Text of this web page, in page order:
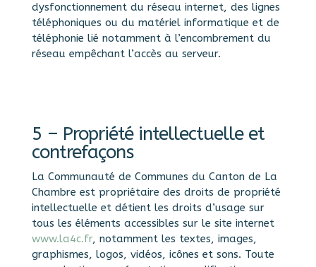
dysfonctionnement du réseau internet, des lignes
téléphoniques ou du matériel informatique et de
téléphonie lié notamment à l’encombrement du
réseau empêchant l’accès au serveur.
5 – Propriété intellectuelle et
contrefaçons
La Communauté de Communes du Canton de La
Chambre est propriétaire des droits de propriété
intellectuelle et détient les droits d’usage sur
tous les éléments accessibles sur le site internet
www.la4c.fr, notamment les textes, images,
graphismes, logos, vidéos, icônes et sons. Toute